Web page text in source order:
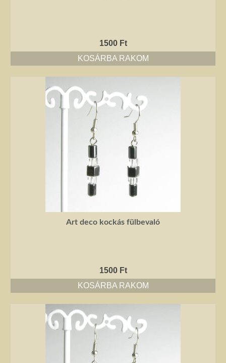
1500 Ft
KOSÁRBA RAKOM
Art deco kockás fülbevaló
1500 Ft
KOSÁRBA RAKOM